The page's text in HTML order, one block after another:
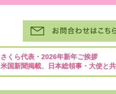
さくら代表・2026年新年ご挨拶
米国新聞掲載、日本総領事・大使と